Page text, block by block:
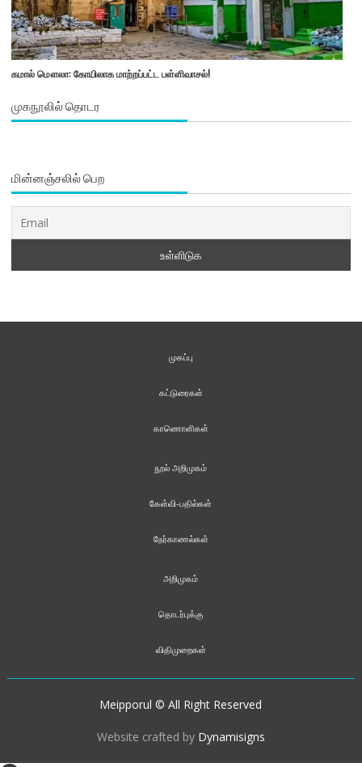
கமால் மௌலா: கோயிலாக மாற்றப்பட்ட பள்ளிவாசல்!
முகநூலில் தொடர
மின்னஞ்சலில் பெற
முகப்பு
கட்டுரைகள்
காணொளிகள்
நூல் அறிமுகம்
கேள்வி-பதில்கள்
நேர்காணல்கள்
அறிமுகம்
தொடர்புக்கு
விதிமுறைகள்
Meipporul © All Right Reserved
Website crafted by Dynamisigns